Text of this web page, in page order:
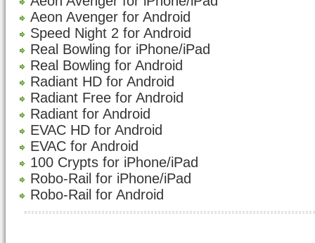
Aeon Avenger for Android
Speed Night 2 for Android
Real Bowling for iPhone/iPad
Real Bowling for Android
Radiant HD for Android
Radiant Free for Android
Radiant for Android
EVAC HD for Android
EVAC for Android
100 Crypts for iPhone/iPad
Robo-Rail for iPhone/iPad
Robo-Rail for Android